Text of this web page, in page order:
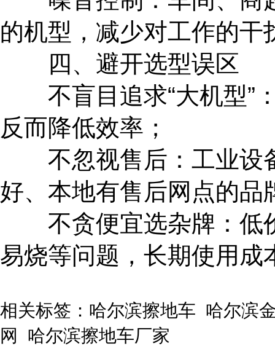
的机型，减少对工作的干
四、避开选型误区
不盲目追求“大机型”
反而降低效率；
不忽视售后：工业设
好、本地有售后网点的品
不贪便宜选杂牌：低
易烧等问题，长期使用成
相关标签：哈尔滨擦地车 哈尔滨
网 哈尔滨擦地车厂家